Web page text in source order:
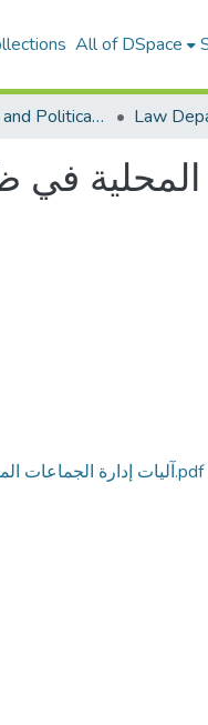
All of DSpace
Faculty of Law and Political Sciences Law
في
آليات إدارة الجماعات المحلية في ظل كوفيد 19.pdf